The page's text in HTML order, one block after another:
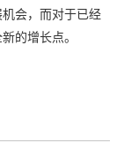
会，而对于已经
的增长点。